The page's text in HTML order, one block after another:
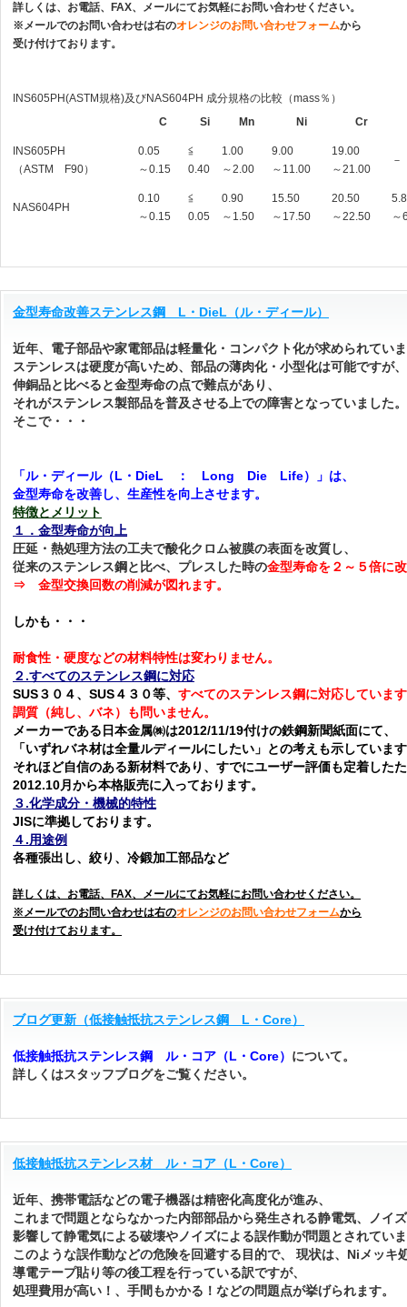
詳しくは、お電話、FAX、メールにてお気軽にお問い合わせください。
※メールでのお問い合わせは右のオレンジのお問い合わせフォームから
受け付けております。
INS605PH(ASTM規格)及びNAS604PH 成分規格の比較（mass％）
C
Si Mn Ni Cr
INS605PH
（ASTM F90）
0.05
～0.15
≦
0.40
1.00
～2.00
9.00
～11.00
19.00
～21.00
－
NAS604PH
0.10
～0.15
≦
0.05
0.90
～1.50
15.50
～17.50
20.50
～22.50
～
金型寿命改善ステンレス鋼 L・DieL（ル・ディール）
近年、電子部品や家電部品は軽量化・コンパクト化が求められてい
ステンレスは硬度が高いため、部品の薄肉化・小型化は可能ですが、
伸銅品と比べると金型寿命の点で難点があり、
それがステンレス製部品を普及させる上での障害となっていました。
そこで・・・
「ル・ディール（L・DieL ： Long Die Life）」は、
金型寿命を改善し、生産性を向上させます。
特徴とメリット
１．金型寿命が向上
圧延・熱処理方法の工夫で酸化クロム被膜の表面を改質し、
従来のステンレス鋼と比べ、プレスした時の金型寿命を２～５倍に
⇒ 金型交換回数の削減が図れます。
しかも・・・
耐食性・硬度などの材料特性は変わりません。
２.すべてのステンレス鋼に対応
SUS３０４、SUS４３０等、 すべてのステンレス鋼に対応していま
調質（純し、バネ）も問いません。
メーカーである日本金属㈱は2012/11/19付けの鉄鋼新聞紙面にて、
「いずれバネ材は全量ルディールにしたい」との考えも示していま
それほど自信のある新材料であり、すでにユーザー評価も定着した
2012.10月から本格販売に入っております。
３.化学成分・機械的特性
JISに準拠しております。
４.用途例
各種張出し、絞り、冷鍛加工部品など
詳しくは、お電話、FAX、メールにてお気軽にお問い合わせください。
※メールでのお問い合わせは右のオレンジのお問い合わせフォームから
受け付けております。
ブログ更新（低接触抵抗ステンレス鋼 L・Core）
低接触抵抗ステンレス鋼 ル・コア（L・Core） について。
詳しくはスタッフブログをご覧ください。
低接触抵抗ステンレス材 ル・コア（L・Core）
近年、携帯電話などの電子機器は精密化高度化が進み、
これまで問題とならなかった内部部品から発生される静電気、ノイ
影響して静電気による破壊やノイズによる誤作動が問題とされてい
このような誤作動などの危険を回避する目的で、 現状は、Niメッキ
導電テープ貼り等の後工程を行っている訳ですが、
処理費用が高い！、手間もかかる！などの問題点が挙げられます。